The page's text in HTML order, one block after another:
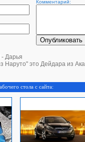
Комментарий:
Дарья
Наруто" это Дейдара из
стола с сайта: